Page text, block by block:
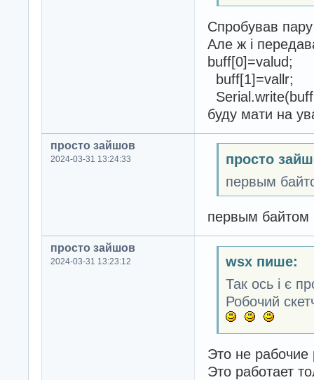
Спробував пару
Але ж і
buff[0]=valud;
buff[1]=vallr;
буду мати на
просто зайшов
2024-03-31 13:24:33
просто
первым
первым
просто зайшов
2024-03-31 13:23:12
wsx пише:
Так ось і є
Робочий
Это не
Это работает